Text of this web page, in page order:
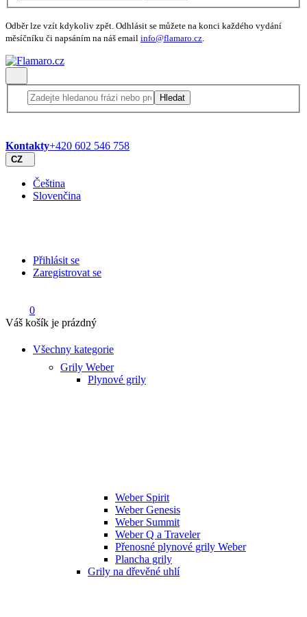
Odběr lze vzít kdykoliv zpět. Odhlásit se můžete na konci každého vydání
měsíčníku či napsáním na náš email info@flamaro.cz.
Hledat
Kontakty+420 602 546 758
CZ
Čeština
Slovenčina
Přihlásit se
Zaregistrovat se
0
Váš košík je prázdný
Všechny kategorie
Grily Weber
Plynové grily
Weber Spirit
Weber Genesis
Weber Summit
Weber Q a Traveler
Přenosné plynové grily Weber
Plancha grily
Grily na dřevěné uhlí